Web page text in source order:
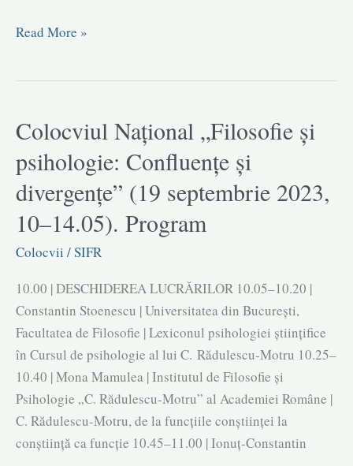
Lexiconul
de
psihologie
al
C.
Rădulescu-
Constantin
Stoenescu
Read More »
Colocviul Național „Filosofie și
psihologie: Confluențe și
divergențe” (19 septembrie 2023,
10–14.05). Program
Colocvii /SIFR
10.00 | DESCHIDEREA LUCRĂRILOR 10.05–10.20 |
Constantin Stoenescu | Universitatea din București,
Facultatea de Filosofie | Lexiconul psihologiei științifice
în Cursul de psihologie al lui C. Rădulescu-Motru 10.25–
10.40 | Mona Mamulea | Institutul de Filosofie și
Psihologie „C. Rădulescu-Motru” al Academiei Române |
C. Rădulescu-Motru, de la funcțiile conștiinței la
conștiință ca funcție 10.45–11.00 | Ionuț-Constantin